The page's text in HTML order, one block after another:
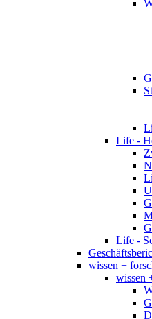
Life -
Life -
wissen +
wissen